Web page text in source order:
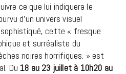
ce que lui indiquera le
d’un univers visuel
cette « fresque
et surréaliste du
noires horrifiques. » est
Du 18 au 23 juillet à 10h20 au